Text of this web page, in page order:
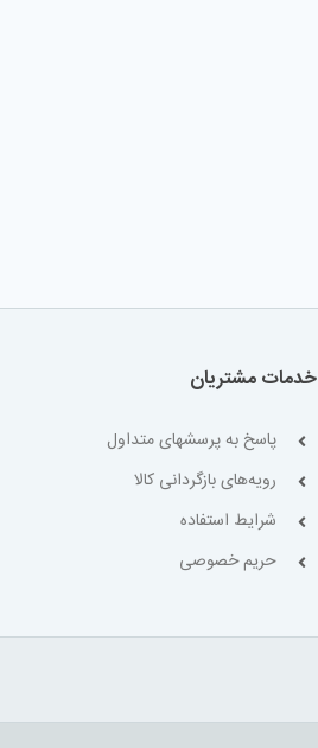
خدمات مشتریان
پاسخ به پرسشهای متداول
رویه‌های بازگردانی کالا
شرایط استفاده
حریم خصوصی